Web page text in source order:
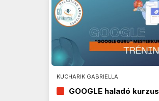
KUCHARIK GABRIELLA
GOOGLE haladó kurzus